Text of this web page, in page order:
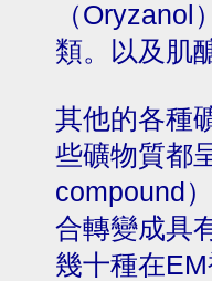
（
類。以及肌
其他的各種
些礦物質都
compound
合轉變成具
幾十種在